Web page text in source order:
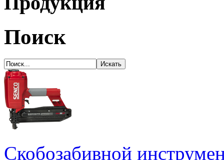
Поиск
Скобозабивной